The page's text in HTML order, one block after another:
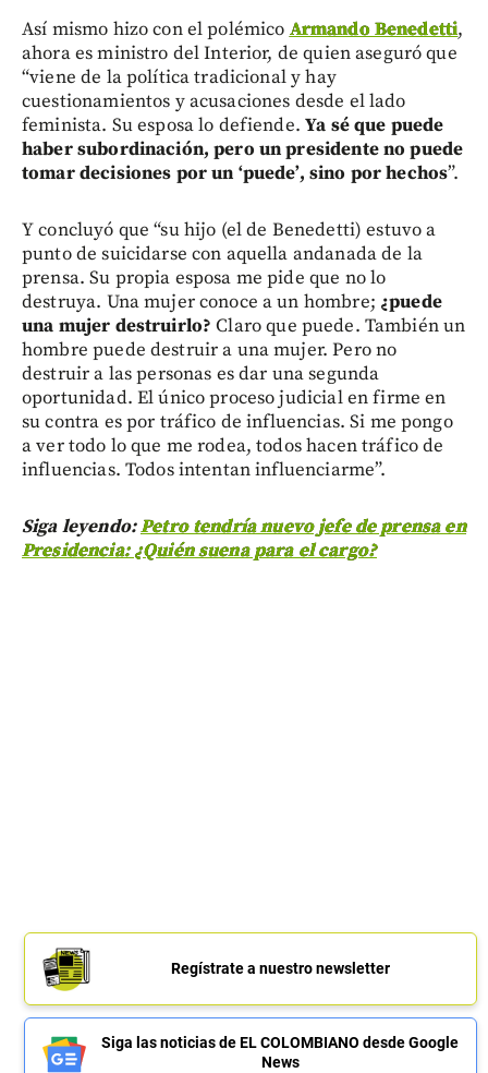
Así mismo hizo con el polémicoArmando Benedetti,
ahora es ministro del Interior, de quien aseguró que
“viene de la política tradicional y hay
cuestionamientos y acusaciones desde el lado
feminista. Su esposa lo defiende.Ya sé que puede
haber subordinación, pero un presidente no puede
tomar decisiones por un ‘puede’, sino por hechos”.
Y concluyó que “su hijo (el de Benedetti) estuvo a
punto de suicidarse con aquella andanada de la
prensa. Su propia esposa me pide que no lo
destruya. Una mujer conoce a un hombre; ¿puede
una mujer destruirlo?Claro que puede. También un
hombre puede destruir a una mujer. Pero no
destruir a las personas es dar una segunda
oportunidad. El único proceso judicial en firme en
su contra es por tráfico de influencias. Si me pongo
a ver todo lo que me rodea, todos hacen tráfico de
influencias. Todos intentan influenciarme”.
Siga leyendo:Petro tendría nuevo jefe de prensa en
Presidencia: ¿Quién suena para el cargo?
Regístrate a nuestro newsletter
Siga las noticias de EL COLOMBIANO desde Google
News